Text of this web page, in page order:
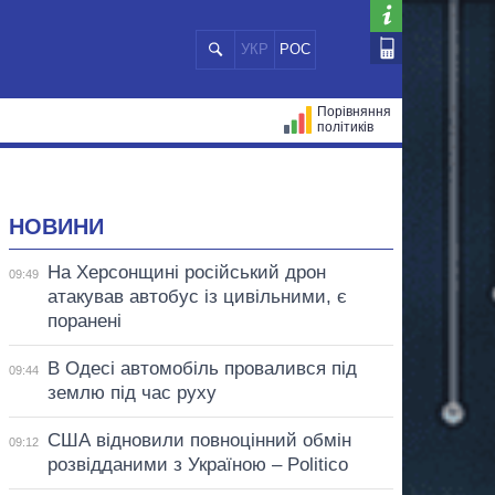
УКР РОС
Порівняння
політиків
НОВИНИ
09:49
На Херсонщині російський дрон
атакував автобус із цивільними, є
поранені
09:44
В Одесі автомобіль провалився під
землю під час руху
09:12
США відновили повноцінний обмін
розвідданими з Україною – Politico